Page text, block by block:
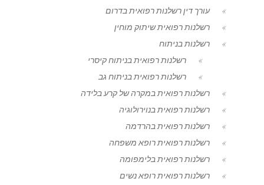
עורך דין רשלנות רפואית בדרום
רשלנות רפואית שיתוק מוחין
רשלנות בניתוח
רשלנות רפואית בניתוח קיסרי
רשלנות רפואית בניתוח גב
רשלנות רפואית במקרה של קרע בלידה
רשלנות רפואית בנוירולוגיה
רשלנות רפואית בהרדמה
רשלנות רפואית רופא משפחה
רשלנות רפואית בלימפומה
רשלנות רפואית רופא נשים